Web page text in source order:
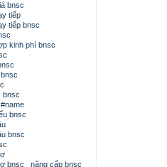
bnsc
tiếp
tiếp bnsc
kinh phí bnsc
bnsc
bnsc
bnsc
bnsc
nâng cấp bnsc